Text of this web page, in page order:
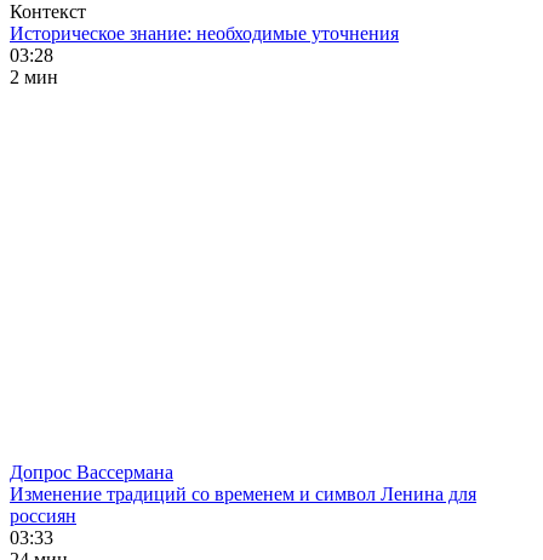
Контекст
Историческое знание: необходимые уточнения
03:28
2 мин
Допрос Вассермана
Изменение традиций со временем и символ Ленина для
россиян
03:33